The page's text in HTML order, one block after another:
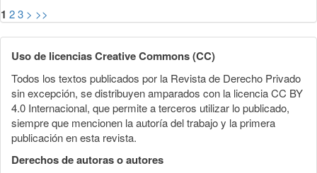
1 23 > >>
Uso de licencias Creative Commons (CC)
Todos los textos publicados por la Revista de Derecho Privado
sin excepción, se distribuyen amparados con la licencia CC BY
4.0 Internacional, que permite a terceros utilizar lo publicado,
siempre que mencionen la autoría del trabajo y la primera
publicación en esta revista.
Derechos de autoras o autores